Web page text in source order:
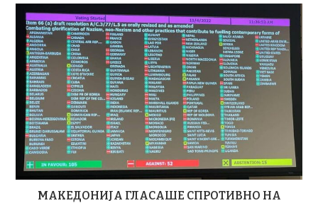
МАКЕДОНИЈА ГЛАСАШЕ СПРОТИВНО НА